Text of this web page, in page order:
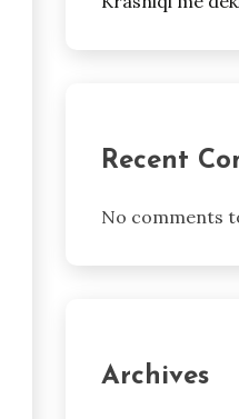
Recent
No comments
Archives